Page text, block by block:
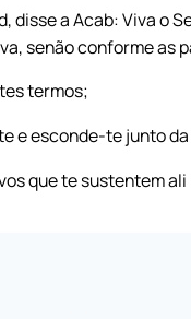
disse a Acab: Viva o
senão conforme as
termos;
e esconde-te junto
que te sustentem ali